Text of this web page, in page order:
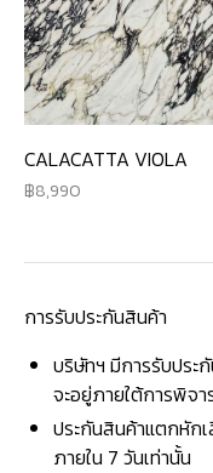
CALACATTA VIOLA
8,990
การรับประกันสินค้า
บริษัทฯ มีการรับประ
จะอยู่ภายใต้การพิจ
ประกันสินค้าแตกหัก
ภายใน 7 วันเท่านั้น